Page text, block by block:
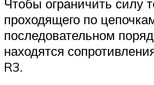
Чтобы ограничить силу
проходящего по
последовательном
находятся
R3.